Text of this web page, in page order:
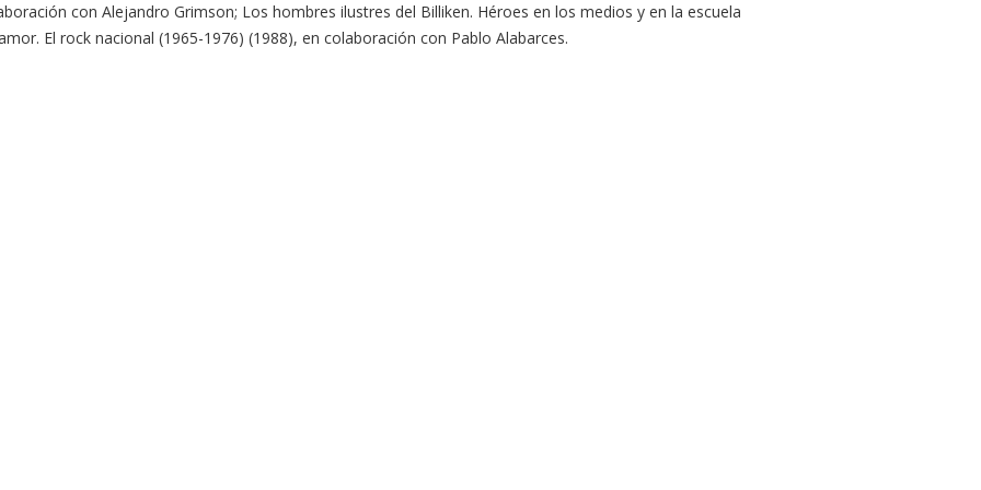
con Alejandro Grimson; Los hombres ilustres del Billiken. Héroes en los medios y en la escuela
El rock nacional (1965-1976) (1988), en colaboración con Pablo Alabarces.